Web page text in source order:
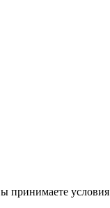
принимаете условия